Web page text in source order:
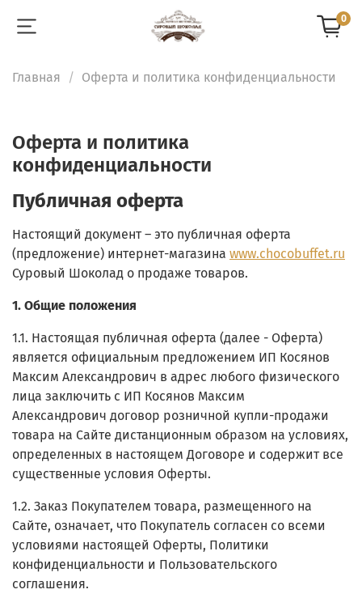
0
Главная Оферта и политика конфиденциальности
Оферта и политика
конфиденциальности
Публичная оферта
Настоящий документ – это публичная оферта
(предложение) интернет-магазина www.chocobuffet.ru
Суровый Шоколад о продаже товаров.
1. Общие положения
1.1. Настоящая публичная оферта (далее - Оферта)
является официальным предложением ИП Косянов
Максим Александрович в адрес любого физического
лица заключить с ИП Косянов Максим
Александрович договор розничной купли-продажи
товара на Сайте дистанционным образом на условиях,
определенных в настоящем Договоре и содержит все
существенные условия Оферты.
1.2. Заказ Покупателем товара, размещенного на
Сайте, означает, что Покупатель согласен со всеми
условиями настоящей Оферты, Политики
конфиденциальности и Пользовательского
соглашения.